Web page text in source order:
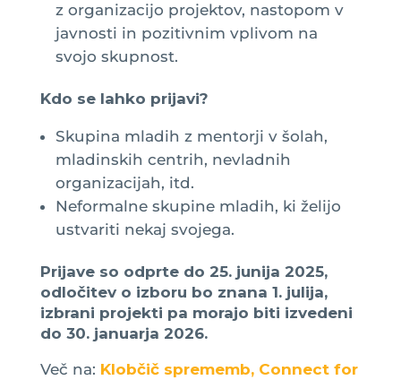
z organizacijo projektov, nastopom v
javnosti in pozitivnim vplivom na
svojo skupnost.
Kdo se lahko prijavi?
Skupina mladih z mentorji v šolah,
mladinskih centrih, nevladnih
organizacijah, itd.
Neformalne skupine mladih, ki želijo
ustvariti nekaj svojega.
Prijave so odprte do 25. junija 2025,
odločitev o izboru bo znana 1. julija,
izbrani projekti pa morajo biti izvedeni
do 30. januarja 2026.
Več na: Klobčič sprememb, Connect for